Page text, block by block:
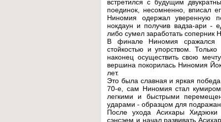
встретился с будущим
поединок, несомненно, вписал
Ниномия одержал уверенную
нокдаун и получив вадза-ари -
либо сумел заработать соперник
В финале Ниномия сражался
стойкостью и упорством.
наконец осуществить свою
вершина покорилась Ниномия
лет.
Это была славная и яркая
70-е, сам Ниномия стал
легкими и быстрыми
ударами - образцом для
После ухода Асихары
сэнсэем и начал развивать